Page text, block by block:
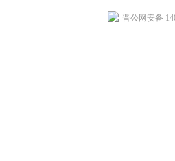
晋公网安备